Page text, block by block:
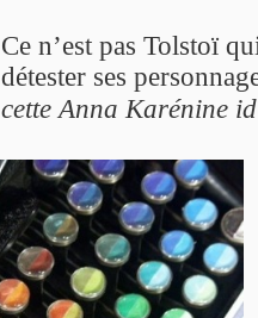
Ce n’est pas Tolstoï
détester ses
cette Anna Karénine